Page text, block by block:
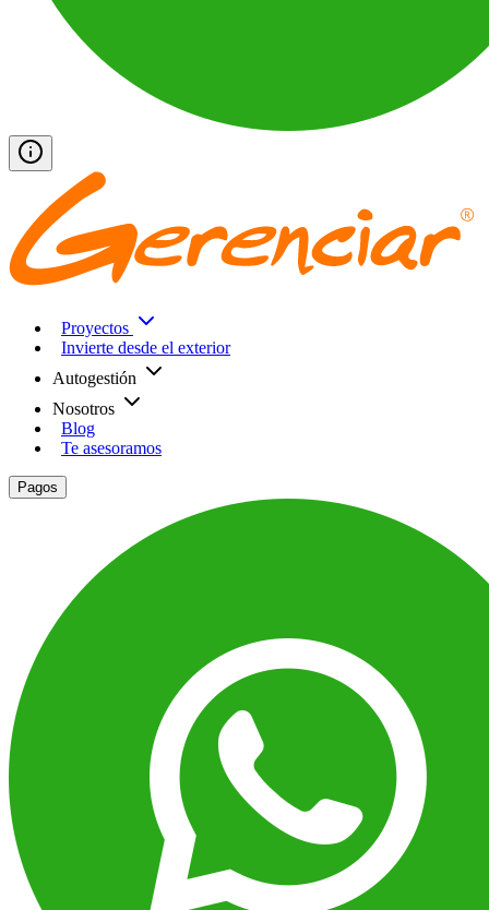
Proyectos
Invierte desde el exterior
Autogestión
Nosotros
Blog
Te asesoramos
Pagos